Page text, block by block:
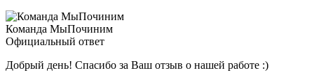
Команда МыПочиним
Официальный ответ
Добрый день! Спасибо за Ваш отзыв о нашей работе :)